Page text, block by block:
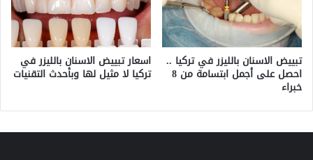
تبييض الاسنان بالليزر في تركيا ..
احصل على أجمل ابتسامة من 8
خبراء
اسعار تبييض الاسنان بالليزر في
تركيا لا مثيل لها وبأحدث التقنيات